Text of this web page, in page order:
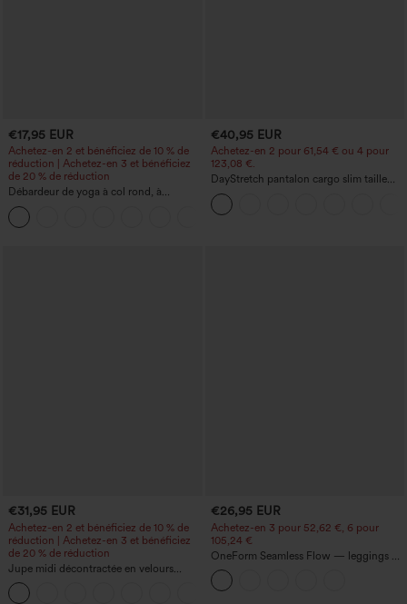
€17,95 EUR
Achetez-en 2 et bénéficiez de 10 % de
réduction | Achetez-en 3 et bénéficiez
de 20 % de réduction
Débardeur de yoga à col rond, à
fronces, effet rafraîchissant - UPF50+
€40,95 EUR
Achetez-en 2 pour 61,54 € ou 4 pour
123,08 €.
DayStretch pantalon cargo slim taille
haute, poches zippées, uni
€31,95 EUR
Achetez-en 2 et bénéficiez de 10 % de
réduction | Achetez-en 3 et bénéficiez
de 20 % de réduction
Jupe midi décontractée en velours
côtelé, taille mi-haute, poches avant
latérales à rabat
€26,95 EUR
Achetez-en 3 pour 52,62 €, 6 pour
105,24 €
OneForm Seamless Flow — leggings de
yoga sans coutures, taille mi-haute, effet
gainant pour le ventre et liftant pour les
fesses